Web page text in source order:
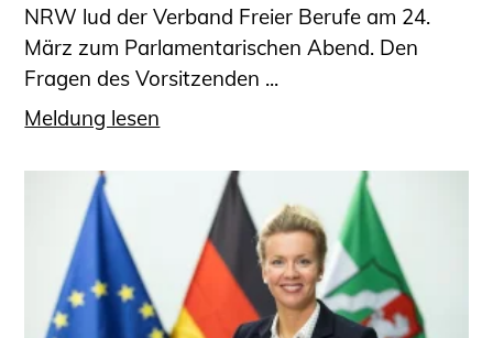
NRW lud der Verband Freier Berufe am 24.
März zum Parlamentarischen Abend. Den
Fragen des Vorsitzenden ...
Meldung lesen